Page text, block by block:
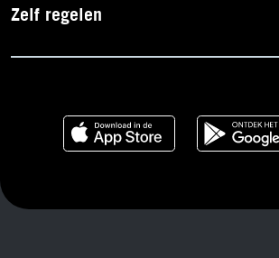
Zelf regelen